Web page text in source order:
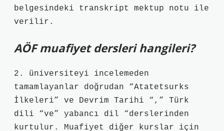
belgesindeki transkript mektup notu ile
verilir.
AÖF muafiyet dersleri hangileri?
2. üniversiteyi incelemeden
tamamlayanlar doğrudan “Atatetsurks
İlkeleri” ve Devrim Tarihi “,” Türk
dili “ve” yabancı dil “derslerinden
kurtulur. Muafiyet diğer kurslar için